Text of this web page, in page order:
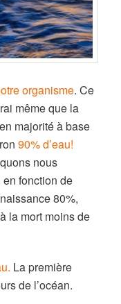
organisme. Ce
même que la
majorité à base
90% d’eau!
nous
en fonction de
80%,
la mort moins de
La première
de l’océan.